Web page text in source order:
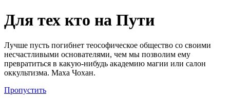
Для тех кто на Пути
Лучше пусть погибнет теософическое общество со своими
несчастливыми основателями, чем мы позволим ему
превратиться в какую-нибудь академию магии или салон
оккультизма. Маха Чохан.
Пропустить